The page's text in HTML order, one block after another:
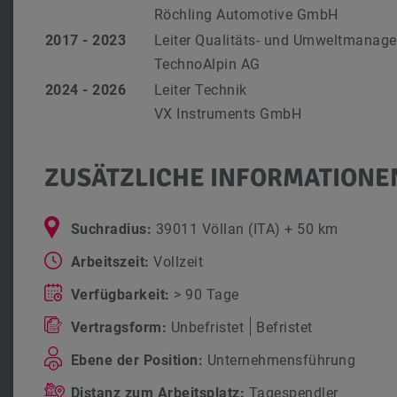
Röchling Automotive GmbH
2017 - 2023
Leiter Qualitäts- und
TechnoAlpin AG
2024 - 2026
Leiter Technik
VX Instruments GmbH
ZUSÄTZLICHE
Suchradius: 39011 Völlan (ITA) + 50 km
Arbeitszeit: Vollzeit
Verfügbarkeit: > 90 Tage
Vertragsform: Unbefristet
Befristet
Ebene der Position: Unternehmensführung
Distanz zum Arbeitsplatz: Tagespendler